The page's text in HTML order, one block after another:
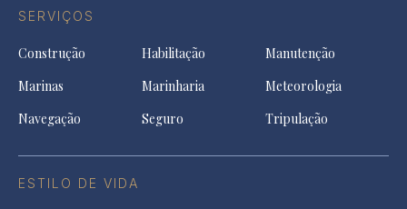
SERVIÇOS
Construção Habilitação
Manutenção
Marinas
Marinharia
Meteorologia
Navegação
Seguro Tripulação
ESTILO DE VIDA